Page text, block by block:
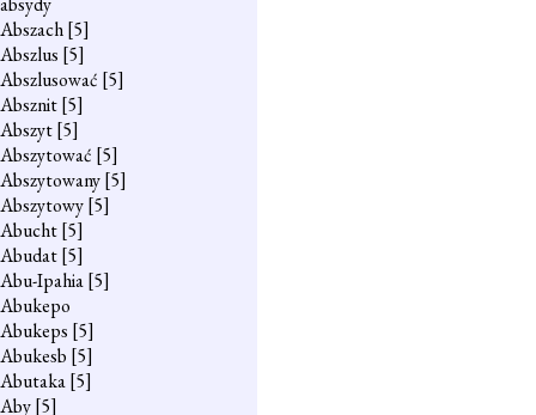
Abszach[5]
Abszlus [5]
Abszlusować [5]
Absznit[5]
Abszyt[5]
Abszytować [5]
Abszytowany[5]
Abszytowy[5]
Abucht[5]
Abudat[5]
Abu-Ipahia[5]
Abukepo
Abukeps [5]
Abukesb [5]
Abutaka[5]
Aby[5]